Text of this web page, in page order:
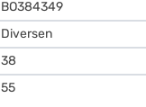
BO384349
Diversen
38
55